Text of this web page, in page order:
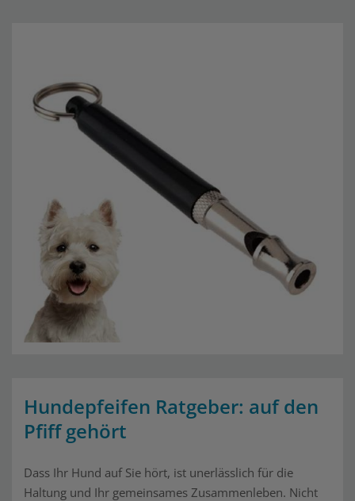
Hundepfeifen Ratgeber: auf den
Pfiff gehört
Dass Ihr Hund auf Sie hört, ist unerlässlich für die
Haltung und Ihr gemeinsames Zusammenleben. Nicht